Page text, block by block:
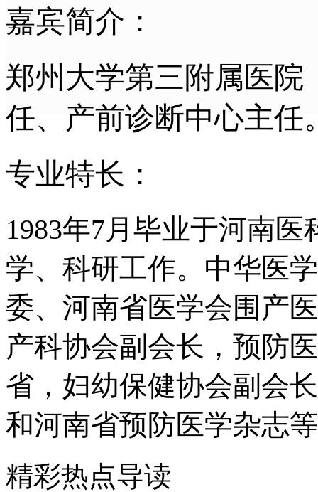
嘉宾简介：
郑州大学第三附属医院
任、产前诊断中心主任
专业特长：
1983年7月毕业于河南
学、科研工作。中华医
委、河南省医学会围产
产科协会副会长，预防
省，妇幼保健协会副会
和河南省预防医学杂志
精彩热点导读